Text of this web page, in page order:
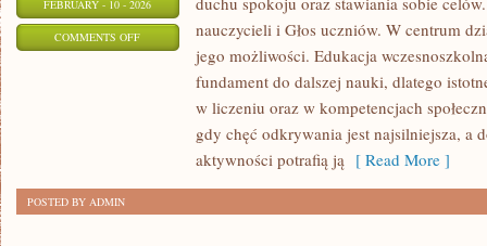
FEBRUARY - 10 - 2026
COMMENTS OFFON
nauczycieli i Głos uczniów. W centrum
jego możliwości. Edukacja
fundament do dalszej nauki, dlatego
w liczeniu oraz w kompetencjach
gdy chęć odkrywania jest najsilniejsza, a
aktywności potrafią ją [ Read More ]
POSTED BY ADMIN